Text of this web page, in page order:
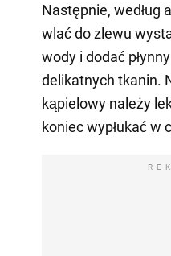
Następnie, według
wlać do zlewu
wody i dodać
delikatnych tkanin.
kąpielowy należy
koniec wypłukać w